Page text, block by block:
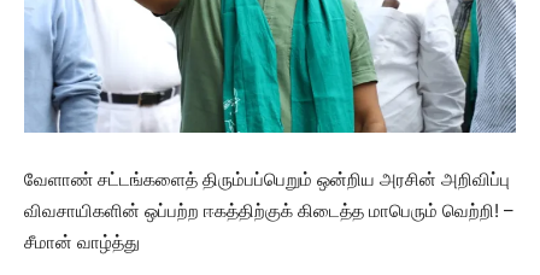
வேளாண் சட்டங்களைத் திரும்பப்பெறும் ஒன்றிய அரசின் அறிவிப்பு
விவசாயிகளின் ஒப்பற்ற ஈகத்திற்குக் கிடைத்த மாபெரும் வெற்றி! –
சீமான் வாழ்த்து